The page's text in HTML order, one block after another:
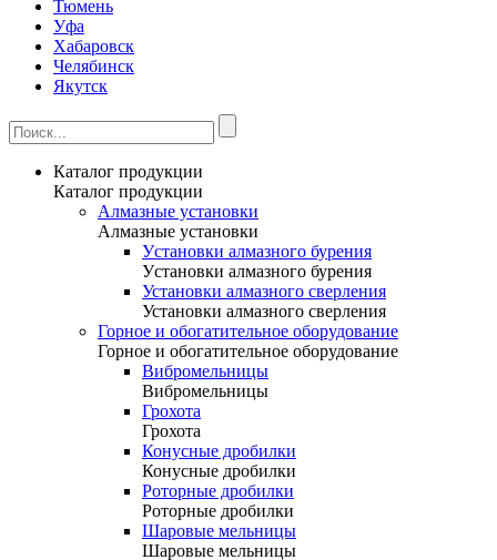
Тюмень
Уфа
Хабаровск
Челябинск
Якутск
Каталог продукции
Каталог продукции
Алмазные установки
Алмазные установки
Уcтановки алмазного бурения
Уcтановки алмазного бурения
Установки алмазного сверления
Установки алмазного сверления
Горное и обогатительное оборудование
Горное и обогатительное оборудование
Вибромельницы
Вибромельницы
Грохота
Грохота
Конусные дробилки
Конусные дробилки
Роторные дробилки
Роторные дробилки
Шаровые мельницы
Шаровые мельницы